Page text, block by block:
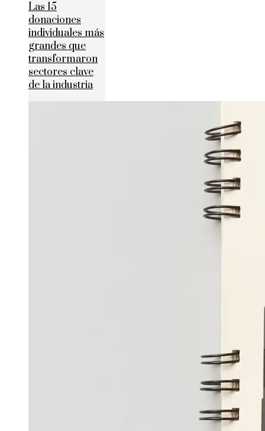
Las 15
donaciones
individuales más
grandes que
transformaron
sectores clave
de la industria